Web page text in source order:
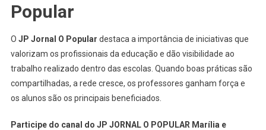
Popular
O JP Jornal O Popular destaca a importância de iniciativas que
valorizam os profissionais da educação e dão visibilidade ao
trabalho realizado dentro das escolas. Quando boas práticas são
compartilhadas, a rede cresce, os professores ganham força e
os alunos são os principais beneficiados.
Participe do canal do JP JORNAL O POPULAR Marília e